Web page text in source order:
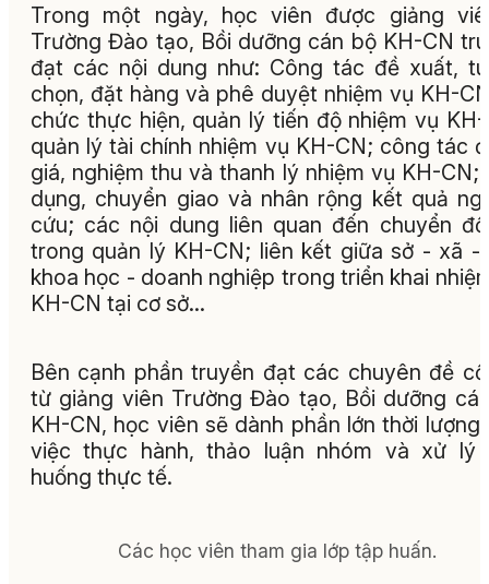
Trong một ngày, học viên được giảng
Trường Đào tạo, Bồi dưỡng cán bộ KH-CN
đạt các nội dung như: Công tác đề xuất,
chọn, đặt hàng và phê duyệt nhiệm vụ KH-
chức thực hiện, quản lý tiến độ nhiệm vụ
quản lý tài chính nhiệm vụ KH-CN; công tác
giá, nghiệm thu và thanh lý nhiệm vụ KH-CN;
dụng, chuyển giao và nhân rộng kết quả
cứu; các nội dung liên quan đến chuyển
trong quản lý KH-CN; liên kết giữa sở - xã -
khoa học - doanh nghiệp trong triển khai
KH-CN tại cơ sở…
Bên cạnh phần truyền đạt các chuyên đề
từ giảng viên Trường Đào tạo, Bồi dưỡng
KH-CN, học viên sẽ dành phần lớn thời lượng
việc thực hành, thảo luận nhóm và xử lý
huống thực tế.
Các học viên tham gia lớp tập huấn.